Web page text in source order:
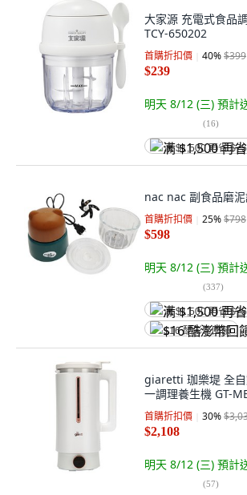
大家源 充電式食品
TCY-650202
首購折扣價 40%$399
$239
明天 8/12 (三) 預計
(16)
满 $1,500 再省
nac nac 副食品磨泥
首購折扣價 25%$798
$598
明天 8/12 (三) 預計
(337)
满 $1,500 再省
$16 酷澎幣回饋
giaretti 珈樂堤 全
一調理養生機 GT-
首購折扣價 30%
$2,108
明天 8/12 (三) 預計
(57)